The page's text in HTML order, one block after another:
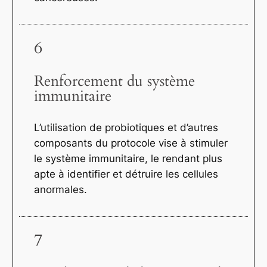
6
Renforcement du système
immunitaire
L’utilisation de probiotiques et d’autres
composants du protocole vise à stimuler
le système immunitaire, le rendant plus
apte à identifier et détruire les cellules
anormales.
7